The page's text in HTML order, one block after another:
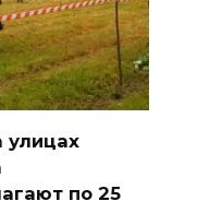
улицах
по 25